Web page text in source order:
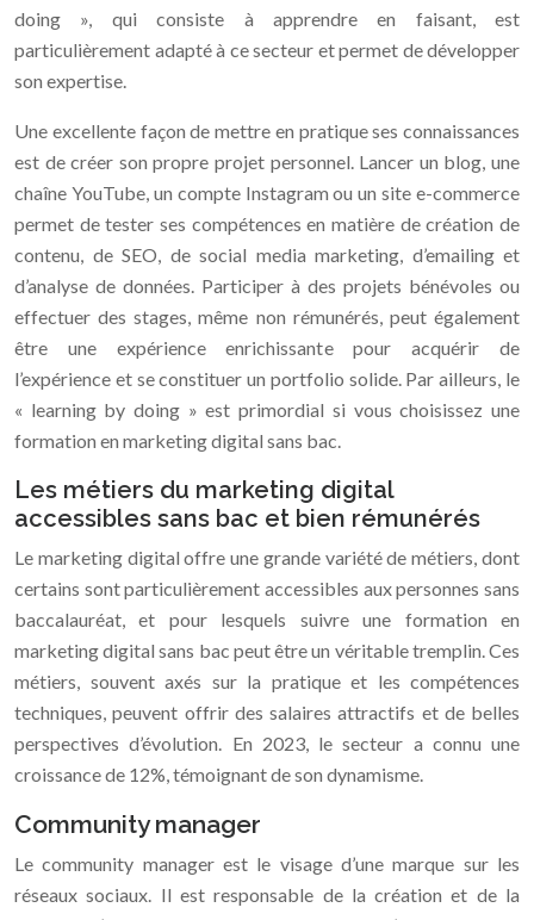
doing », qui consiste à apprendre en faisant, est
particulièrement adapté à ce secteur et permet de développer
son expertise.
Une excellente façon de mettre en pratique ses connaissances
est de créer son propre projet personnel. Lancer un blog, une
chaîne YouTube, un compte Instagram ou un site e-commerce
permet de tester ses compétences en matière de création de
contenu, de SEO, de social media marketing, d’emailing et
d’analyse de données. Participer à des projets bénévoles ou
effectuer des stages, même non rémunérés, peut également
être une expérience enrichissante pour acquérir de
l’expérience et se constituer un portfolio solide. Par ailleurs, le
« learning by doing » est primordial si vous choisissez une
formation en marketing digital sans bac.
Les métiers du marketing digital
accessibles sans bac et bien rémunérés
Le marketing digital offre une grande variété de métiers, dont
certains sont particulièrement accessibles aux personnes sans
baccalauréat, et pour lesquels suivre une formation en
marketing digital sans bac peut être un véritable tremplin. Ces
métiers, souvent axés sur la pratique et les compétences
techniques, peuvent offrir des salaires attractifs et de belles
perspectives d’évolution. En 2023, le secteur a connu une
croissance de 12%, témoignant de son dynamisme.
Community manager
Le community manager est le visage d’une marque sur les
réseaux sociaux. Il est responsable de la création et de la